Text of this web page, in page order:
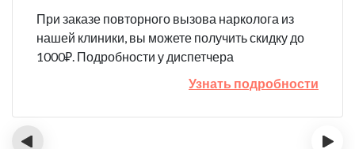
При заказе повторного вызова нарколога из
нашей клиники, вы можете получить скидку до
1000₽. Подробности у диспетчера
Узнать подробности
‹ ›